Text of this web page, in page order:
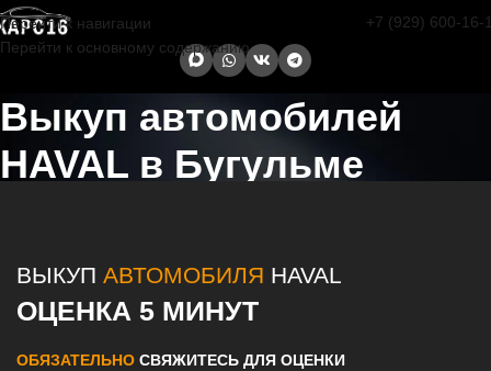
Перейти к навигации
Перейти к основному содержанию
+7 (929) 600-16-
Выкуп автомобилей
HAVAL в Бугульме
ВЫКУП АВТОМОБИЛЯ HAVAL
ОЦЕНКА 5 МИНУТ
ОБЯЗАТЕЛЬНО СВЯЖИТЕСЬ ДЛЯ ОЦЕНКИ